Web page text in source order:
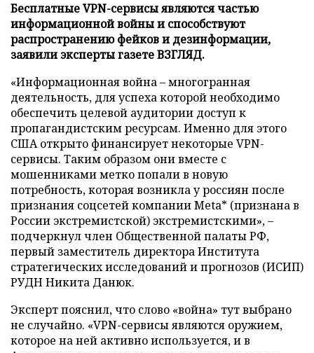
Бесплатные VPN-сервисы являются частью
информационной войны и способствуют
распространению фейков и дезинформации,
заявили эксперты газете ВЗГЛЯД.
«Информационная война – многогранная
деятельность, для успеха которой необходимо
обеспечить целевой аудитории доступ к
пропагандистским ресурсам. Именно для этого
США открыто финансирует некоторые VPN-
сервисы. Таким образом они вместе с
мошенниками метко попали в новую
потребность, которая возникла у россиян после
признания соцсетей компании Meta* (признана в
России экстремистской) экстремистскими», –
подчеркнул член Общественной палаты РФ,
первый заместитель директора Института
стратегических исследований и прогнозов (ИСИП)
РУДН Никита Данюк.
Эксперт пояснил, что слово «война» тут выбрано
не случайно. «VPN-сервисы являются оружием,
которое на ней активно используется, и в